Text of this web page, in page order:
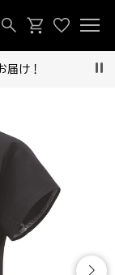
届け！